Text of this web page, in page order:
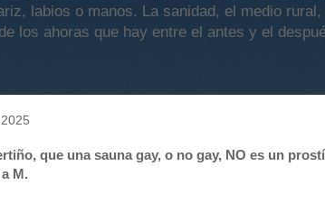
labios o manos. La sanidad, el medio
los ahoras que hay entre el antes y el
que una sauna gay, o no gay, NO es un
M.